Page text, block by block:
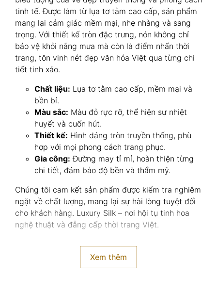
tinh tế. Được làm từ lụa tơ tằm cao cấp, sản phẩm
mang lại cảm giác mềm mại, nhẹ nhàng và sang
trọng. Với thiết kế tròn đặc trưng, nón không chỉ
bảo vệ khỏi nắng mưa mà còn là điểm nhấn thời
trang, tôn vinh nét đẹp văn hóa Việt qua từng chi
tiết tinh xảo.
Chất liệu: Lụa tơ tằm cao cấp, mềm mại và
bền bỉ.
Màu sắc: Màu đỏ rực rỡ, thể hiện sự nhiệt
huyết và cuốn hút.
Thiết kế: Hình dáng tròn truyền thống, phù
hợp với mọi phong cách trang phục.
Gia công: Đường may tỉ mỉ, hoàn thiện từng
chi tiết, đảm bảo độ bền và thẩm mỹ.
Chúng tôi cam kết sản phẩm được kiểm tra nghiêm
ngặt về chất lượng, mang lại sự hài lòng tuyệt đối
cho khách hàng. Luxury Silk – nơi hội tụ tinh hoa
nghệ thuật và đẳng cấp thời trang Việt.
Xem thêm